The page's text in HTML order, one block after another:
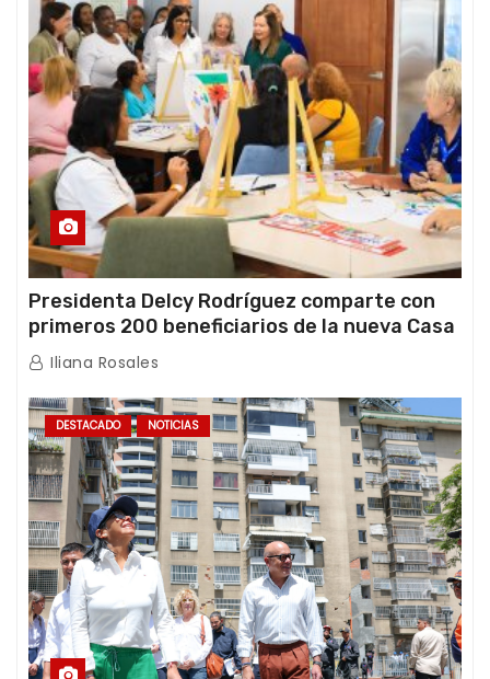
Presidenta Delcy Rodríguez comparte con
primeros 200 beneficiarios de la nueva Casa
de los Abuelos “La Primavera” en Caracas
Iliana Rosales
DESTACADO NOTICIAS